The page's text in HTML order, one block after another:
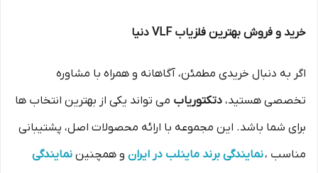
خرید و فروش بهترین فلزیاب VLF دنیا
اگر به دنبال خریدی مطمئن، آگاهانه و همراه با مشاوره
تخصصی هستید، دتکتوریاب می‌ تواند یکی از بهترین انتخاب‌ ها
برای شما باشد. این مجموعه با ارائه محصولات اصل، پشتیبانی
مناسب ،نمایندگی برند ماینلب در ایران و همچنین نمایندگی